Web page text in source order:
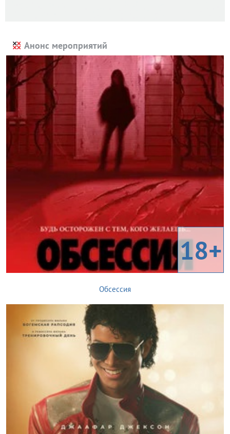
Анонс мероприятий
18+
Обсессия